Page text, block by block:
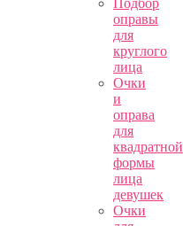
оправы
для
круглого
лица
Очки
и
оправа
для
квадратной
формы
лица
девушек
Очки